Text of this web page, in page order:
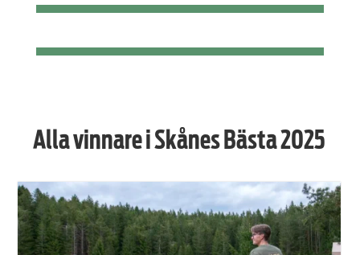
Alla vinnare i Skånes Bästa 2025